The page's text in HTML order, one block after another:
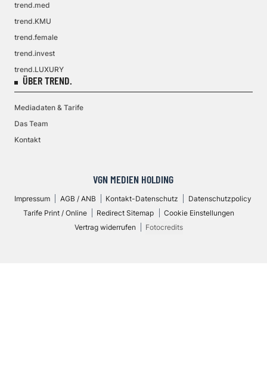
trend.med
trend.KMU
trend.female
trend.invest
trend.LUXURY
ÜBER TREND.
Mediadaten & Tarife
Das Team
Kontakt
VGN MEDIEN HOLDING
Impressum AGB / ANB Kontakt-Datenschutz
Datenschutzpolicy
Tarife Print / Online
Redirect Sitemap
Cookie Einstellungen
Vertrag widerrufen
Fotocredits